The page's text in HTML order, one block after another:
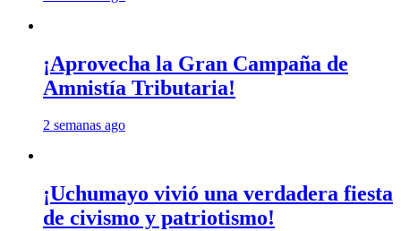
¡Aprovecha la Gran Campaña de
Amnistía Tributaria!
2 semanas ago
¡Uchumayo vivió una verdadera fiesta
de civismo y patriotismo!